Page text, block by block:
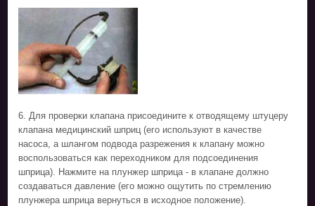
6. Для проверки клапана присоедините к отводящему штуцеру
клапана медицинский шприц (его используют в качестве
насоса, а шлангом подвода разрежения к клапану можно
воспользоваться как переходником для подсоединения
шприца). Нажмите на плунжер шприца - в клапане должно
создаваться давление (его можно ощутить по стремлению
плунжера шприца вернуться в исходное положение).